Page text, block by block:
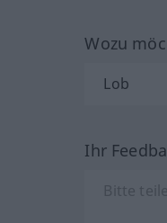
Wozu
Ihr